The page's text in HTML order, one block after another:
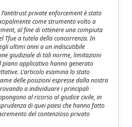
private enforcement è stato
come strumento volto a
al fine di ottenere una compiuta
Tfue a tutela della concorrenza. In
ultimi anni a un indiscutibile
giudiziale di tali norme, limitazioni
piano applicativo hanno generato
L’articolo esamina lo stato
delle posizioni espresse dalla nostra
a individuare i principali
al ricorso al giudice civile, in
di quei paesi che hanno fatto
del contenzioso privato